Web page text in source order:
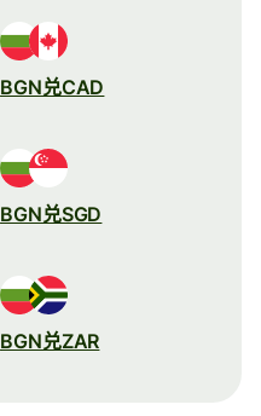
BGN兑CAD
BGN兑SGD
BGN兑ZAR